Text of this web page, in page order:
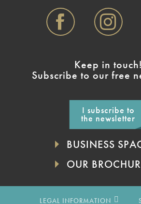
Keep in touch!
Subscribe to our free
I subscribe to
the newsletter
BUSINESS
OUR
LEGAL INFORMATION